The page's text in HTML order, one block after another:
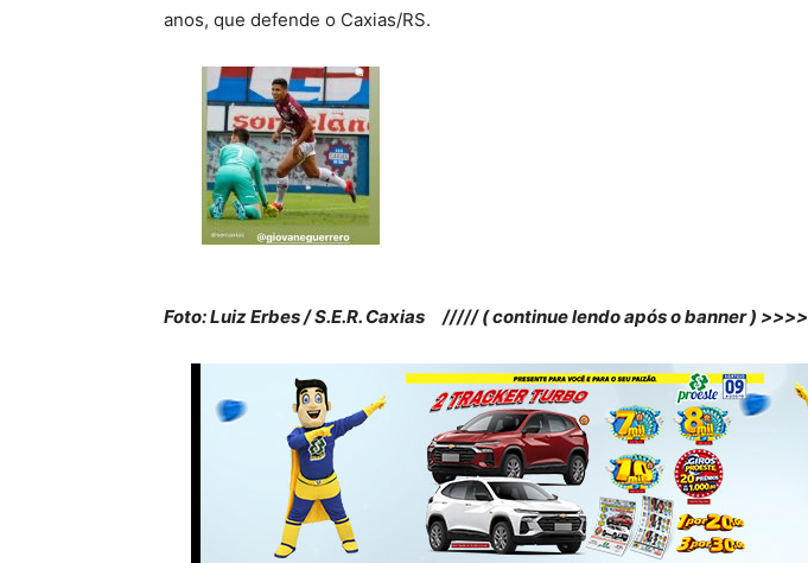
anos, que defende o Caxias/RS.
Foto: Luiz Erbes / S.E.R. Caxias /////( continue lendo após o banner ) >>>>